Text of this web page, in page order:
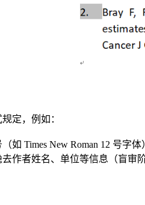
定，例如：
如 Times New Roman 12 号字
作者姓名、单位等信息（盲审